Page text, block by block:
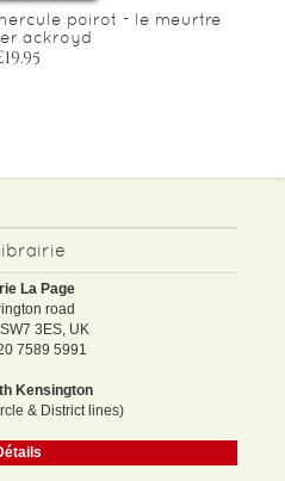
poirot - le meurtre
ackroyd
La Page
road
3ES, UK
7589 5991
Kensington
& District lines)